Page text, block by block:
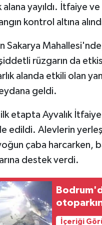
alana yayıldı. İtfaiye
kontrol altına
Sakarya
rüzgarın da
alanda etkili olan
geldi.
ilk etapta Ayvalık
edildi. Alevlerin
çaba harcarken,
destek verdi.
İçeriği